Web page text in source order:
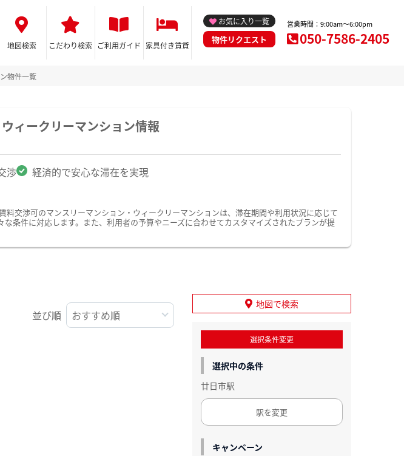
地図検索 こだわり検索 ご利用ガイド 家具付き賃貸
お気に入り一覧
物件リクエスト
営業時間：9:00am～6:00pm
050-7586-2405
物件一覧
ィークリーマンション情報
渉 経済的で安心な滞在を実現
交渉可のマンスリーマンション・ウィークリーマンションは、滞在期間や利用状況に応じて
条件に対応します。また、利用者の予算やニーズに合わせてカスタマイズされたプランが提
並び順
地図で検索
選択条件変更
選択中の条件
廿日市駅
駅を変更
キャンペーン